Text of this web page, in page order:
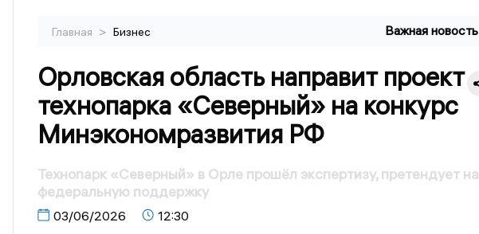
Главная > Бизнес Важная новость
Орловская область направит проект
технопарка «Северный» на конкурс
Минэкономразвития РФ
Технопарк «Северный» в Орле прошёл экспертизу, претендует на
федеральную поддержку
03/06/2026 12:30